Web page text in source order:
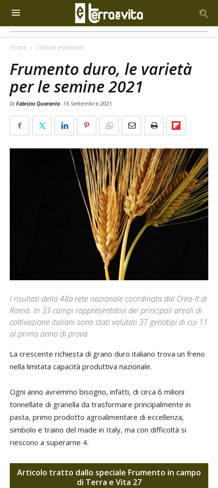
Home Colture estensive
Frumento duro, le varietà
per le semine 2021
Di Fabrizio Quaranta 16 Settembre 2021
I risultati della 48a rete nazionale coordinata dal Crea-It di
Roma. In 33 campi rappresentativi dei principali areali di
coltivazione italiani sono stati valutati 37 genotipi di cui 11
al primo anno di prova
La crescente richiesta di grano duro italiano trova un freno
nella limitata capacità produttiva nazionale.
Ogni anno avremmo bisogno, infatti, di circa 6 milioni
tonnellate di granella da trasformare principalmente in
pasta, primo prodotto agroalimentare di eccellenza,
simbolo e traino del made in Italy, ma con difficoltà si
riescono a superarne 4.
Articolo tratto dallo speciale Frumento in campo
di Terra e Vita 27